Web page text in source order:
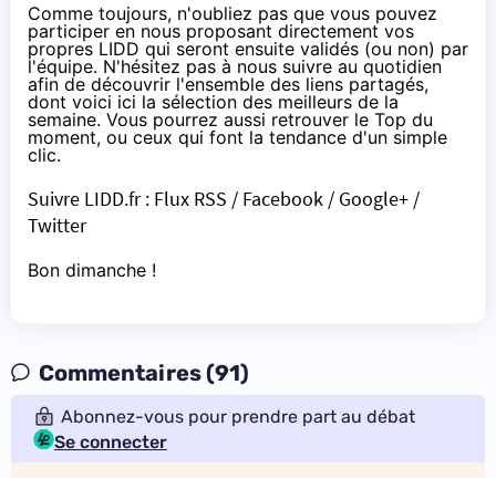
Comme toujours, n'oubliez pas que vous pouvez
participer en nous proposant directement vos
propres LIDD qui seront ensuite validés (ou non) par
l'équipe. N'hésitez pas à nous suivre au quotidien
afin de découvrir l'ensemble des liens partagés,
dont voici ici la sélection des meilleurs de la
semaine. Vous pourrez aussi retrouver le Top du
moment, ou ceux qui font la tendance d'un simple
clic.
Suivre LIDD.fr: Flux RSS / Facebook / Google+ /
Twitter
Bon dimanche !
Commentaires (91)
Abonnez-vous pour prendre part au débat
Se connecter